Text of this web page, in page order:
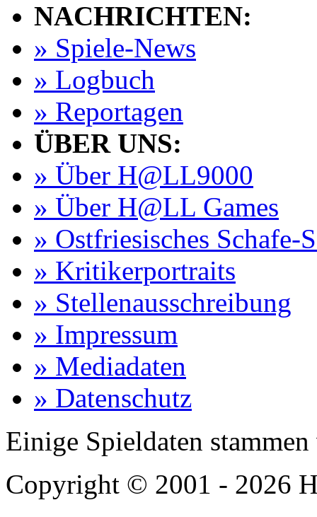
NACHRICHTEN:
» Spiele-News
» Logbuch
» Reportagen
ÜBER UNS:
» Über H@LL9000
» Über H@LL Games
» Ostfriesisches Schafe-
» Kritikerportraits
» Stellenausschreibung
» Impressum
» Mediadaten
» Datenschutz
Einige Spieldaten
Copyright © 2001 - 2026